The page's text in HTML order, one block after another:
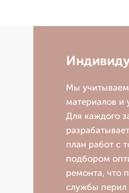
Мы
материалов и
Для каждого
план работ с
подбором
ремонта, что
службы перил